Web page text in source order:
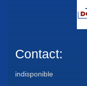
Contact:
indisponible